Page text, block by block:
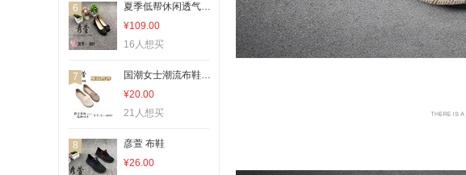
6
夏季低帮休闲透气轻便百搭鞋b454
¥109.00
16人想买
7
国潮女士潮流布鞋2026新款舒适透气
¥20.00
21人想买
8
彦萱 布鞋
¥26.00